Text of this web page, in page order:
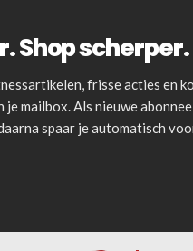
Shop scherper.
frisse acties en
je mailbox. Als nieuwe
spaar je automatisch